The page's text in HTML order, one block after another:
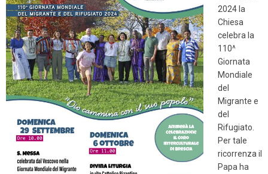
2024 la
Chiesa
celebra la
110^
Giornata
Mondiale
del
Migrante e
del
Rifugiato.
Per tale
ricorrenza il
Papa ha